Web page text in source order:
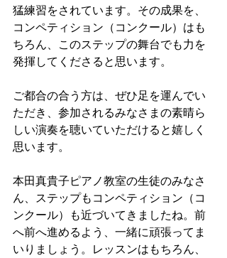
猛練習をされています。その成果を、
コンペティション（コンクール）はも
ちろん、このステップの舞台でも力を
発揮してくださると思います。
ご都合の合う方は、ぜひ足を運んでい
ただき、参加されるみなさまの素晴ら
しい演奏を聴いていただけると嬉しく
思います。
本田真貴子ピアノ教室の生徒のみなさ
ん、ステップもコンペティション（コ
ンクール）も近づいてきましたね。前
へ前へ進めるよう、一緒に頑張ってま
いりましょう。レッスンはもちろん、